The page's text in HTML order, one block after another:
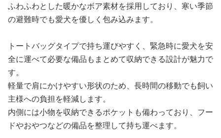
ふわふわとした暖かなボア素材を採用しており、寒い季節
の避難時でも愛犬を優しく包み込みます。
トートバッグタイプで持ち運びやすく、緊急時に愛犬を安
全に運べて必要な備品もまとめて収納できる設計が魅力で
す。
軽量で肩にかけやすい形状のため、長時間の移動でも飼い
主様への負担を軽減します。
内側には小物を収納できるポケットも備わっており、フー
ドやおやつなどの備品を整理して持ち運べます。